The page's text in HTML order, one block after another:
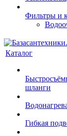
Фильтры и
Каталог
шланги
Гибкая